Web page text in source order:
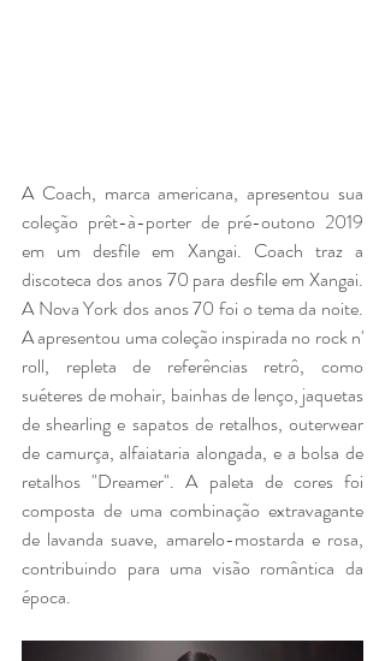
A Coach, marca americana, apresentou sua
coleção prêt-à-porter de pré-outono 2019
em um desfile em Xangai. Coach traz a
discoteca dos anos 70 para desfile em Xangai.
A Nova York dos anos 70 foi o tema da noite.
A apresentou uma coleção inspirada no rock n'
roll, repleta de referências retrô, como
suéteres de mohair, bainhas de lenço, jaquetas
de shearling e sapatos de retalhos, outerwear
de camurça, alfaiataria alongada, e a bolsa de
retalhos "Dreamer". A paleta de cores foi
composta de uma combinação extravagante
de lavanda suave, amarelo-mostarda e rosa,
contribuindo para uma visão romântica da
época.